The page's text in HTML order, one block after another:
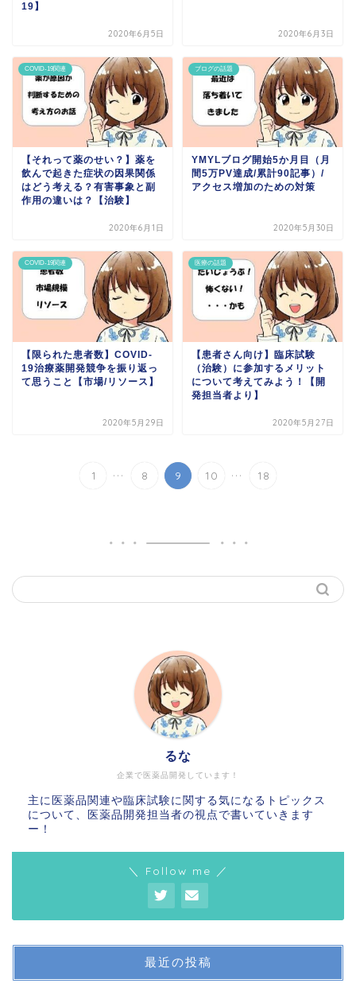
19】
2020年6月5日 2020年6月3日
COVID-19関連
【それって薬のせい？】薬を
飲んで起きた症状の因果関係
はどう考える？有害事象と副
作用の違いは？【治験】
2020年6月1日
ブログの話題
YMYLブログ開始5か月目（月
間5万PV達成/累計90記事）/
アクセス増加のための対策
2020年5月30日
COVID-19関連
【限られた患者数】COVID-
19治療薬開発競争を振り返っ
て思うこと【市場/リソース】
2020年5月29日
医療の話題
【患者さん向け】臨床試験
（治験）に参加するメリット
について考えてみよう！【開
発担当者より】
2020年5月27日
1 ... 8 9 10 ... 18
企業で医薬品開発しています！
るな
主に医薬品関連や臨床試験に関する気になるトピックス
について、医薬品開発担当者の視点で書いていきます
ー！
＼ Follow me ／
最近の投稿